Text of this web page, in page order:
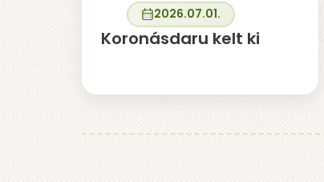
2026.07.01.
Koronásdaru kelt ki